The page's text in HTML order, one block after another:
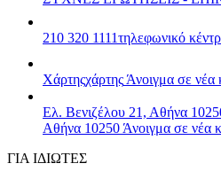
210 320 1111τηλεφωνικό
Χάρτηςχάρτης Άνοιγμα σε νέα
Ελ. Βενιζέλου 21, Αθήνα
Αθήνα 10250 Άνοιγμα σε νέα
ΓΙΑ ΙΔΙΩΤΕΣ